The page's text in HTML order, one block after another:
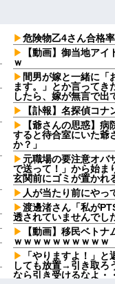
危険物乙4さん合格
【動画】御当地ア
ｗ
間男が嫁と一緒に「
ます。」とか言ってき
したら、嫁が無言で出
【訃報】名探偵コ
【爺さんの思惑】
すると待合室にいた
か？」
元職場の要注意オバ
で送って！」から始ま
玄関前にゴミが置かれ
人が当たり前にやっ
渡邊渚さん「私が
透されていませんでし
【動画】移民ベト
ｗｗｗｗｗｗｗｗｗｗ
「やりますよ！」
しても放置→引き取ろ
なら引き受けるなよ・